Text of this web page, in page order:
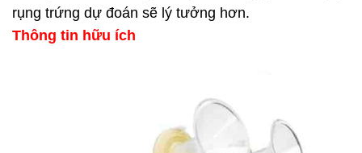
rụng trứng dự đoán sẽ lý tưởng hơn.
Thông tin hữu ích